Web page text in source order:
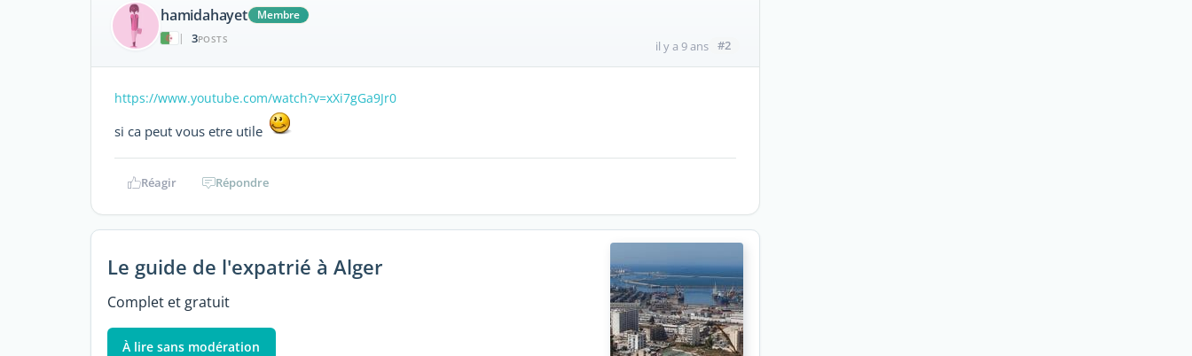
hamidahayet
Membre
|
3POSTS il y a 9 ans #2
https://www.youtube.com/watch?v=xXi7gGa9Jr0
si ca peut vous etre utile
Réagir Répondre
Le guide de l'expatrié à Alger
Complet et gratuit
À lire sans modération